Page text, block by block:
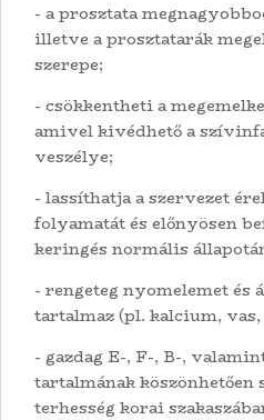
- a prosztata
illetve a prosztatarák
szerepe;
- csökkentheti a
amivel kivédhető a
veszélye;
- lassíthatja a szervezet
folyamatát és előnyösen
keringés normális
- rengeteg nyomelemet és
tartalmaz (pl. kalcium,
- gazdag E-, F-, B-,
tartalmának köszönhetően
terhesség korai